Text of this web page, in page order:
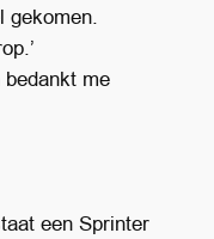
gekomen.
me
een Sprinter